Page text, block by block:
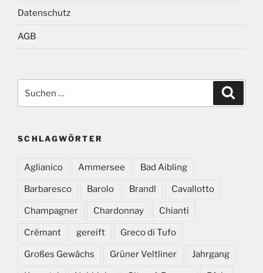
Datenschutz
AGB
nach:
SCHLAGWÖRTER
Aglianico Ammersee Bad Aibling
Barbaresco Barolo Brandl Cavallotto
Champagner Chardonnay Chianti
Crémant gereift Greco di Tufo
Großes Gewächs Grüner Veltliner Jahrgang